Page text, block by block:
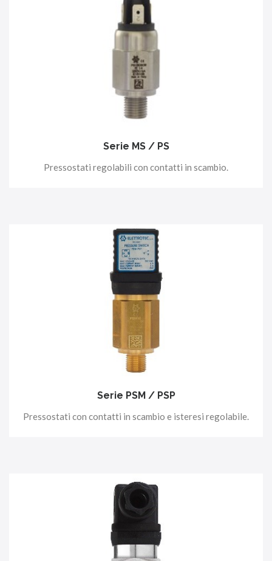
Serie MS / PS
Pressostati regolabili con contatti in scambio.
Serie PSM / PSP
Pressostati con contatti in scambio e isteresi regolabile.